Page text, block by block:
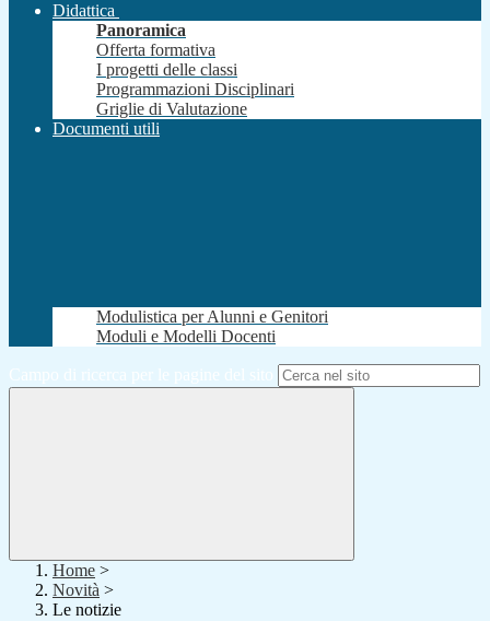
Didattica
Panoramica
Offerta formativa
I progetti delle classi
Programmazioni Disciplinari
Griglie di Valutazione
Documenti utili
Modulistica per Alunni e Genitori
Moduli e Modelli Docenti
Campo di ricerca per le pagine del sito
Home >
Novità >
Le notizie